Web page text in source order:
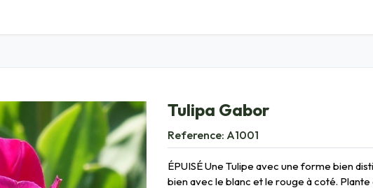
Tulipa Gabor
Reference: A1001
ÉPUISÉ Une Tulipe avec une forme bien
bien avec le blanc et le rouge à coté.